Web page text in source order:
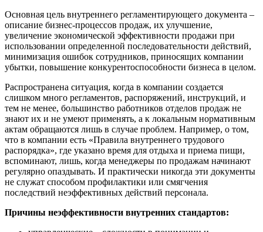
Основная цель внутреннего регламентирующего документа –
описание бизнес-процессов продаж, их улучшение,
увеличение экономической эффективности продажи при
использовании определенной последовательности действий,
минимизация ошибок сотрудников, приносящих компании
убытки, повышение конкурентоспособности бизнеса в целом.
Распространена ситуация, когда в компании создается
слишком много регламентов, распоряжений, инструкций, и
тем не менее, большинство работников отделов продаж не
знают их и не умеют применять, а к локальным нормативным
актам обращаются лишь в случае проблем. Например, о том,
что в компании есть «Правила внутреннего трудового
распорядка», где указано время для отдыха и приема пищи,
вспоминают, лишь, когда менеджеры по продажам начинают
регулярно опаздывать. И практически никогда эти документы
не служат способом профилактики или смягчения
последствий неэффективных действий персонала.
Причины неэффективности внутренних стандартов: